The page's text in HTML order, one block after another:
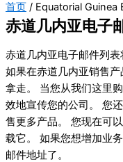
首页 / Equatorial Guinea
赤道几内亚电子
赤道几内亚电子邮件列表
如果在赤道几内亚销售
拿走。 当您从我们这里
效地宣传您的公司。 您
售更多产品。 您现在可
载它。 如果您想增加业
邮件地址了。